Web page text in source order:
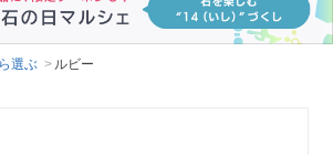
選ぶ ルビー